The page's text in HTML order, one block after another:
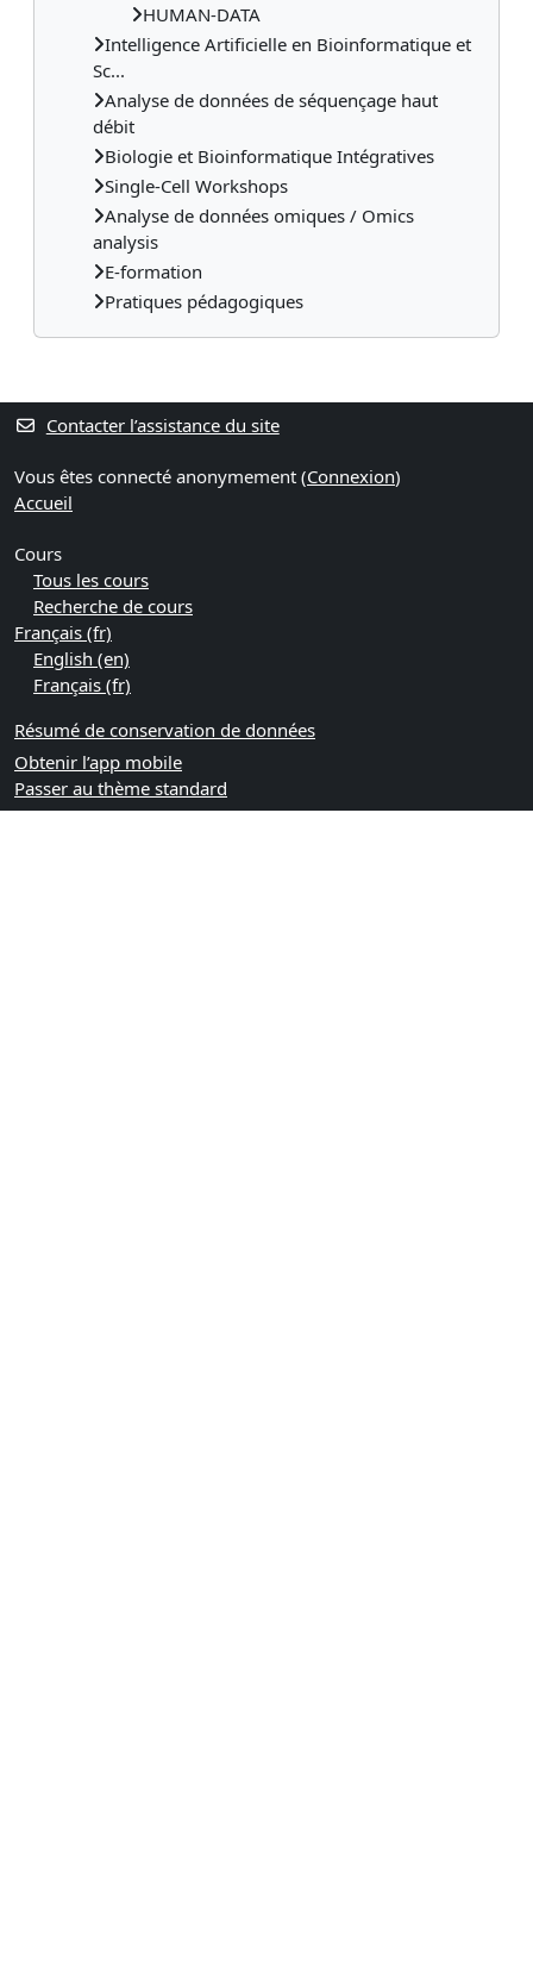
HUMAN-DATA
Intelligence Artificielle en Bioinformatique et
Sc...
Analyse de données de séquençage haut
débit
Biologie et Bioinformatique Intégratives
Single-Cell Workshops
Analyse de données omiques / Omics
analysis
E-formation
Pratiques pédagogiques
Contacter l’assistance du site
Vous êtes connecté anonymement (Connexion)
Accueil
Cours
Tous les cours
Recherche de cours
Français ‎(fr)‎
English ‎(en)‎
Français ‎(fr)‎
Résumé de conservation de données
Obtenir l’app mobile
Passer au thème standard